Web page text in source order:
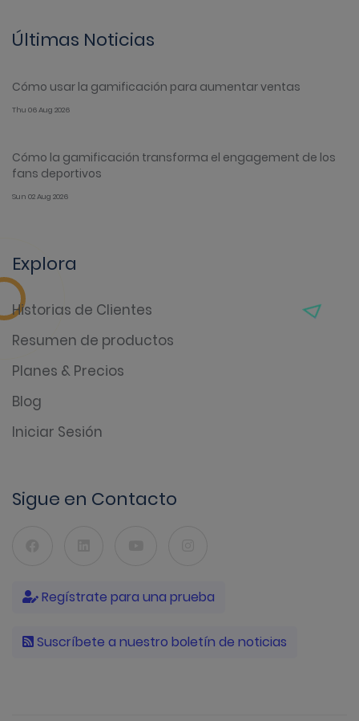
Últimas Noticias
Cómo usar la gamificación para aumentar ventas
Thu 06 Aug 2026
Cómo la gamificación transforma el engagement de los
fans deportivos
Sun 02 Aug 2026
Explora
Historias de Clientes
Resumen de productos
Planes & Precios
Blog
Iniciar Sesión
Sigue en Contacto
Regístrate para una prueba
Suscríbete a nuestro boletín de noticias